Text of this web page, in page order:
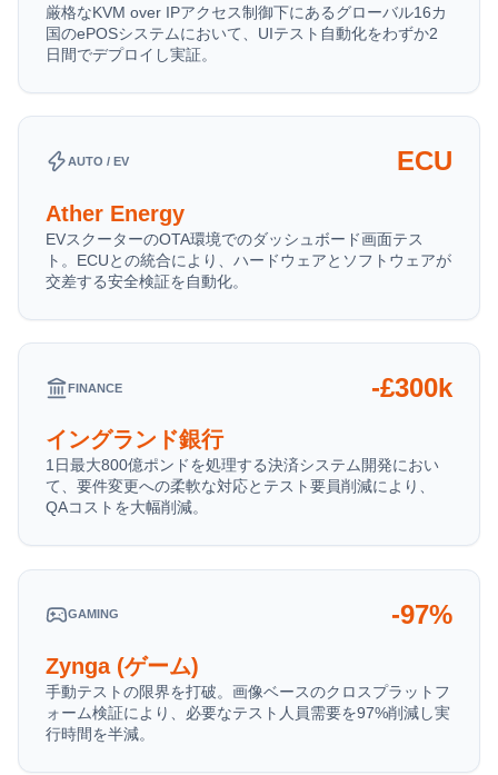
厳格なKVM over IPアクセス制御下にあるグローバル16カ
国のePOSシステムにおいて、UIテスト自動化をわずか2
日間でデプロイし実証。
AUTO / EV ECU
Ather Energy
EVスクーターのOTA環境でのダッシュボード画面テス
ト。ECUとの統合により、ハードウェアとソフトウェアが
交差する安全検証を自動化。
FINANCE -£300k
イングランド銀行
1日最大800億ポンドを処理する決済システム開発におい
て、要件変更への柔軟な対応とテスト要員削減により、
QAコストを大幅削減。
GAMING -97%
Zynga (ゲーム)
手動テストの限界を打破。画像ベースのクロスプラットフ
ォーム検証により、必要なテスト人員需要を97%削減し実
行時間を半減。